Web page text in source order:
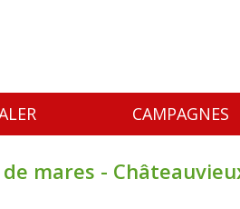
CAMPAGNES
mares -